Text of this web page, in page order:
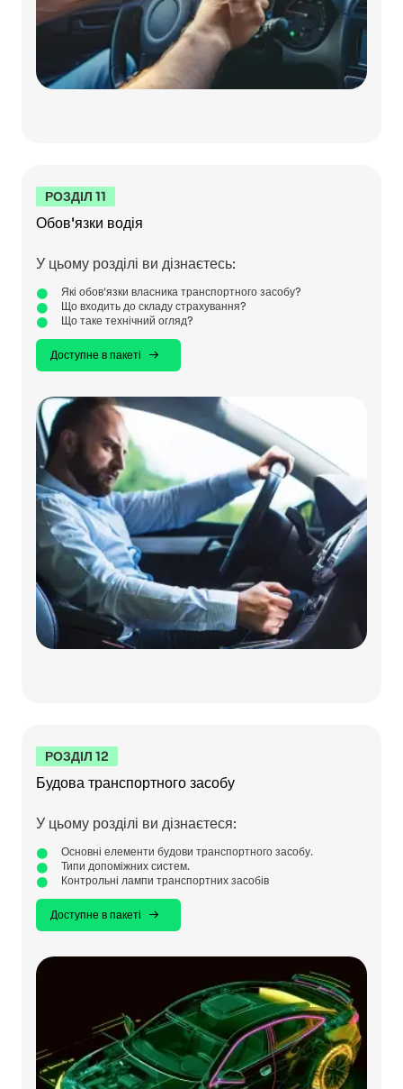
РОЗДІЛ 11
Обов'язки водія
У цьому розділі ви дізнаєтесь:
Які обов'язки власника транспортного засобу?
Що входить до складу страхування?
Що таке технічний огляд?
Доступне в пакеті
РОЗДІЛ 12
Будова транспортного засобу
У цьому розділі ви дізнаєтеся:
Основні елементи будови транспортного засобу.
Типи допоміжних систем.
Контрольні лампи транспортних засобів
Доступне в пакеті